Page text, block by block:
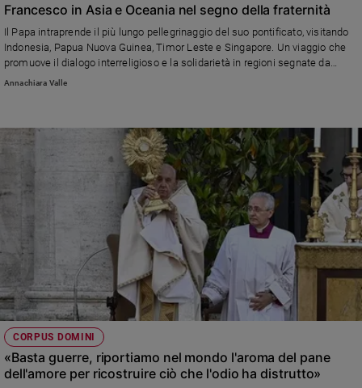
Francesco in Asia e Oceania nel segno della fraternità
Il Papa intraprende il più lungo pellegrinaggio del suo pontificato, visitando
Indonesia, Papua Nuova Guinea, Timor Leste e Singapore. Un viaggio che
promuove il dialogo interreligioso e la solidarietà in regioni segnate da
diversità culturale e religiosa. Con il motto "unità e speranza", il Pontefice
Annachiara Valle
CORPUS DOMINI
«Basta guerre, riportiamo nel mondo l'aroma del pane
dell'amore per ricostruire ciò che l'odio ha distrutto»